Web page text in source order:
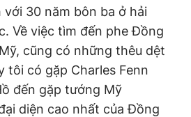
với 30 năm bôn ba ở hải
Về việc tìm đến phe Đồng
cũng có những thêu dệt
tôi có gặp Charles Fenn
đến gặp tướng Mỹ
diện cao nhất của Đồng